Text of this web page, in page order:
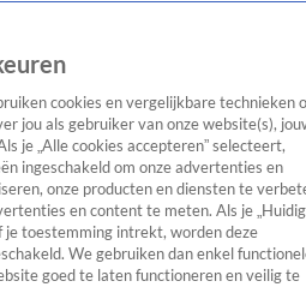
TV Algemeen
Tip
cookies en vergelijkbare technieken
jou als gebruiker van onze website(s),
je „Alle cookies accepteren” selecteert,
ingeschakeld om onze advertenties en
onze producten en diensten te
en content te meten. Als je
je toestemming intrekt, worden deze
We gebruiken dan enkel
goed te laten functioneren en veilig te